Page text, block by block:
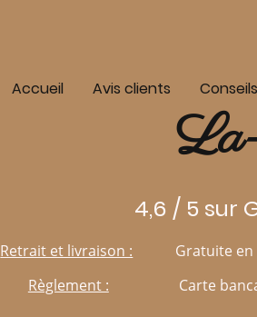
Accueil Avis clients
4,6 / 5 sur
Retrait et livraison :
Règlement :
Gratuite en
Carte